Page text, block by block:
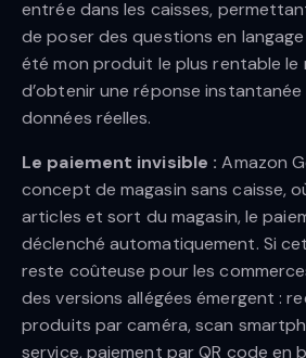
entrée dans les caisses,
de poser des questions en
été mon produit le plus rentable le
d’obtenir une réponse
données réelles.
Le paiement invisible : Amazon
concept de magasin sans caisse,
articles et sort du magasin, le
déclenché automatiquement. Si
reste coûteuse pour les
des versions allégées émergent :
produits par caméra, scan
service, paiement par QR code en